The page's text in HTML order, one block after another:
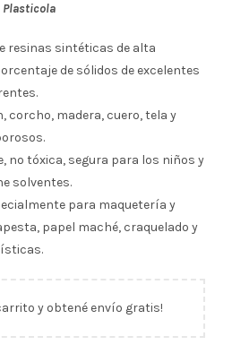
Plasticola
resinas sintéticas de alta
de sólidos de excelentes
corcho, madera, cuero, tela y
no tóxica, segura para los niños y
solventes.
para maquetería y
papel maché, craquelado y
y obtené envío gratis!